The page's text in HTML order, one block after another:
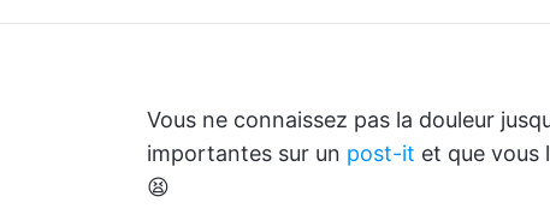
Vous ne connaissez pas la douleur
importantes sur un post-it et que vous
😫